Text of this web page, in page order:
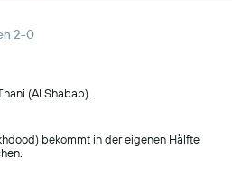
2-0
(Al Shabab).
bekommt in der eigenen Hälfte